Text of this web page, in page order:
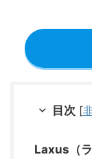
目次 [
Laxus（